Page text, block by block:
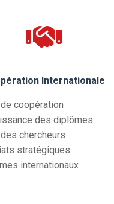
Internationale
coopération
des diplômes
chercheurs
stratégiques
internationaux